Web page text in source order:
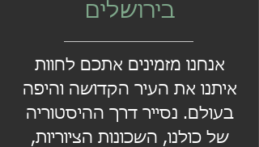
בירושלים
אנחנו מזמינים אתכם לחוות
איתנו את העיר הקדושה והיפה
בעולם. נסייר דרך ההיסטוריה
של כולנו, השכונות הציוריות,